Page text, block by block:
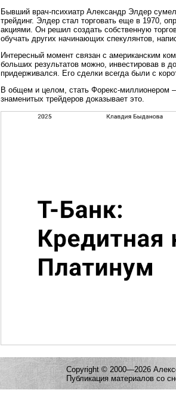
Бывший врач-психиатр Александр Элдер
трейдинг. Элдер стал торговать еще в 1970,
акциями. Он решил создать собственную
обучать других начинающих спекулянтов,
Интересный момент связан с американским
больших результатов можно, инвестировав в
придерживался. Его сделки всегда были с
В общем и целом, стать Форекс-миллионером
знаменитых трейдеров доказывает это.
Copyright © 2000—2026
Публикация материалов со